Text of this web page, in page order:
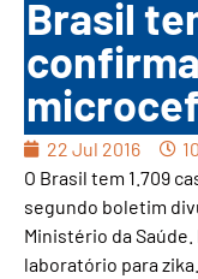
Brasil
22 Jul 2016
O Brasil tem 1.709
segundo boletim
Ministério da
laboratório para